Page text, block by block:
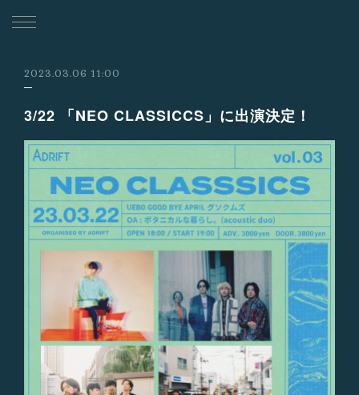
2023.03.06 11:00
3/22 「NEO CLASSICCS」に出演決定！